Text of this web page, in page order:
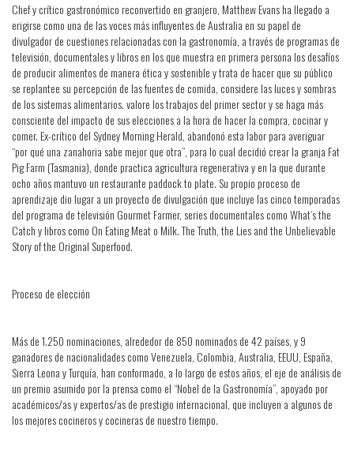
Chef y crítico gastronómico reconvertido en granjero, Matthew Evans ha llegado a
erigirse como una de las voces más influyentes de Australia en su papel de
divulgador de cuestiones relacionadas con la gastronomía, a través de programas de
televisión, documentales y libros en los que muestra en primera persona los desafíos
de producir alimentos de manera ética y sostenible y trata de hacer que su público
se replantee su percepción de las fuentes de comida, considere las luces y sombras
de los sistemas alimentarios. valore los trabajos del primer sector y se haga más
consciente del impacto de sus elecciones a la hora de hacer la compra, cocinar y
comer. Ex-crítico del Sydney Morning Herald, abandonó esta labor para averiguar
“por qué una zanahoria sabe mejor que otra”, para lo cual decidió crear la granja Fat
Pig Farm (Tasmania), donde practica agricultura regenerativa y en la que durante
ocho años mantuvo un restaurante paddock to plate. Su propio proceso de
aprendizaje dio lugar a un proyecto de divulgación que incluye las cinco temporadas
del programa de televisión Gourmet Farmer, series documentales como What’s the
Catch y libros como On Eating Meat o Milk. The Truth, the Lies and the Unbelievable
Story of the Original Superfood.
Proceso de elección
Más de 1.250 nominaciones, alrededor de 850 nominados de 42 países, y 9
ganadores de nacionalidades como Venezuela, Colombia, Australia, EEUU, España,
Sierra Leona y Turquía, han conformado, a lo largo de estos años, el eje de análisis de
un premio asumido por la prensa como el “Nobel de la Gastronomía”, apoyado por
académicos/as y expertos/as de prestigio internacional, que incluyen a algunos de
los mejores cocineros y cocineras de nuestro tiempo.